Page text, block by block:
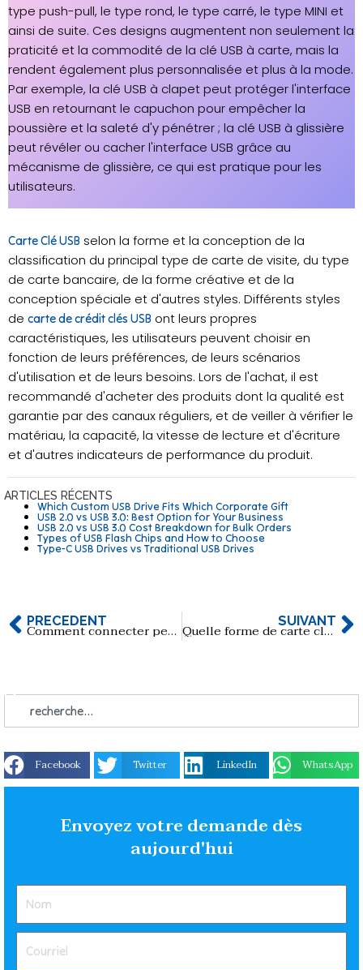
type push-pull, le type rond, le type carré, le type MINI et
ainsi de suite. Ces designs augmentent non seulement la
praticité et la commodité de la clé USB à carte, mais la
rendent également plus personnalisée et plus à la mode.
Par exemple, la clé USB à clapet peut protéger l'interface
USB en retournant le capuchon pour empêcher la
poussière et la saleté d'y pénétrer ; la clé USB à glissière
peut révéler ou cacher l'interface USB grâce au
mécanisme de glissière, ce qui est pratique pour les
utilisateurs.
Carte Clé USB selon la forme et la conception de la
classification du principal type de carte de visite, du type
de carte bancaire, de la forme créative et de la
conception spéciale et d'autres styles. Différents styles
de carte de crédit clés USB ont leurs propres
caractéristiques, les utilisateurs peuvent choisir en
fonction de leurs préférences, de leurs scénarios
d'utilisation et de leurs besoins. Lors de l'achat, il est
recommandé d'acheter des produits dont la qualité est
garantie par des canaux réguliers, et de veiller à vérifier le
matériau, la capacité, la vitesse de lecture et d'écriture
et d'autres indicateurs de performance du produit.
ARTICLES RÉCENTS
Which Custom USB Drive Fits Which Corporate Gift
USB 2.0 vs USB 3.0: Best Option for Your Business
USB 2.0 vs USB 3.0 Cost Breakdown for Bulk Orders
Types of USB Flash Chips and How to Choose
Type-C USB Drives vs Traditional USB Drives
PRÉCÉDENT Comment connecter pendrive à usb type c SUIVANT
Quelle forme de carte clé USB convient le mieux comme cadeau d'entreprise ?
Facebook Twitter LinkedIn WhatsApp
Envoyez votre demande dès
aujourd'hui